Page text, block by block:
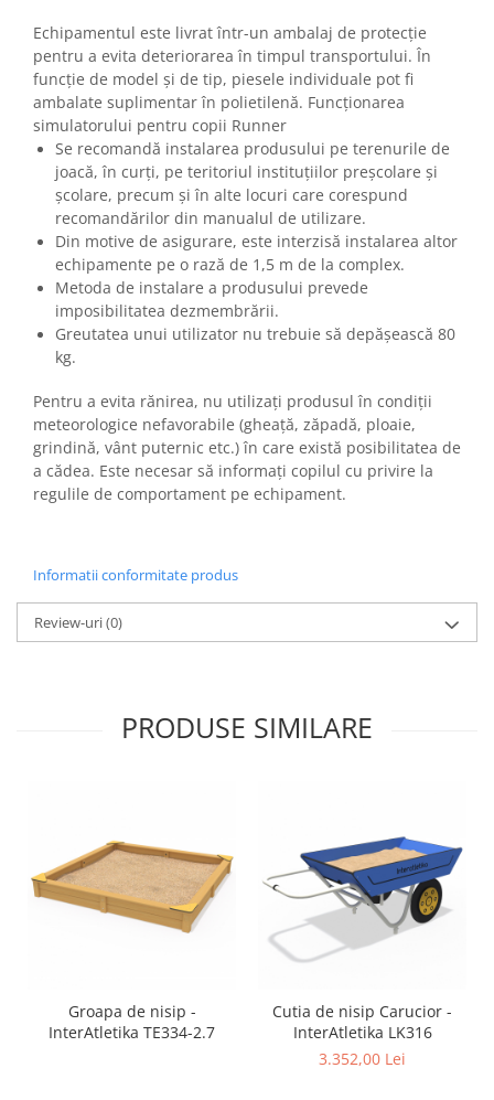
Echipamentul este livrat într-un ambalaj de protecție
pentru a evita deteriorarea în timpul transportului. În
funcție de model și de tip, piesele individuale pot fi
ambalate suplimentar în polietilenă. Funcționarea
simulatorului pentru copii Runner
Se recomandă instalarea produsului pe terenurile de
joacă, în curți, pe teritoriul instituțiilor preșcolare și
școlare, precum și în alte locuri care corespund
recomandărilor din manualul de utilizare.
Din motive de asigurare, este interzisă instalarea altor
echipamente pe o rază de 1,5 m de la complex.
Metoda de instalare a produsului prevede
imposibilitatea dezmembrării.
Greutatea unui utilizator nu trebuie să depășească 80
kg.
Pentru a evita rănirea, nu utilizați produsul în condiții
meteorologice nefavorabile (gheață, zăpadă, ploaie,
grindină, vânt puternic etc.) în care există posibilitatea de
a cădea. Este necesar să informați copilul cu privire la
regulile de comportament pe echipament.
Informatii conformitate produs
Review-uri(0)
PRODUSE SIMILARE
Groapa de nisip -
InterAtletika TE334-2.7
Cutia de nisip Carucior -
InterAtletika LK316
3.352,00 Lei